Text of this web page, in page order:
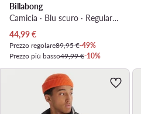
Billabong
Camicia · Blu scuro · Regular Fit
Prezzo attuale
44,99€
Prezzo regolare89,95 €-49%
Prezzo più basso49,99 €-10%